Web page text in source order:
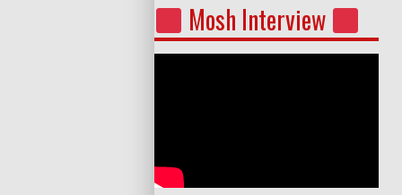
Mosh Interview